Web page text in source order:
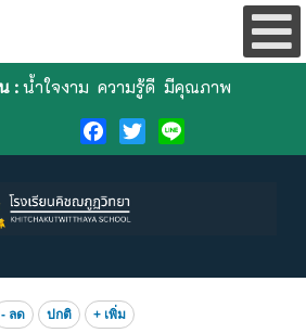
:น้ำใจงาม ความรู้ดี มีคุณภาพ
Facebook
TwitterLine
- ลด ปกติ + เพิ่ม